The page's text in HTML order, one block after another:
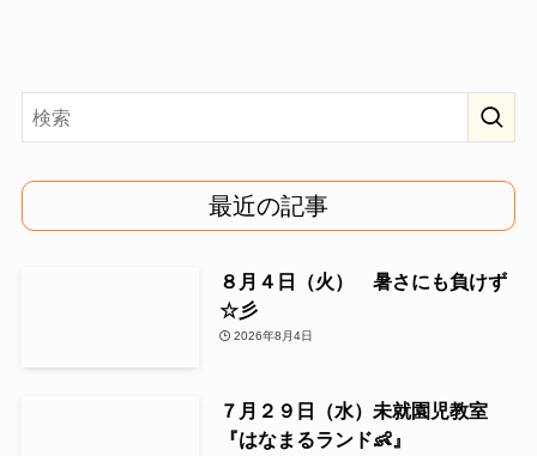
最近の記事
８月４日（火） 暑さにも負けず
☆彡
2026年8月4日
７月２９日（水）未就園児教室
『はなまるランド👶』